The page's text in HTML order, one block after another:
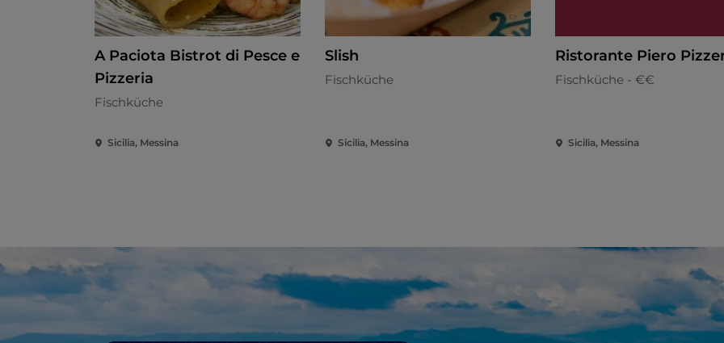
A Paciota Bistrot di Pesce e
Pizzeria
Fischküche
Sicilia, Messina
Slish
Fischküche
Sicilia, Messina
Ristorante Piero
Fischküche - €€
Sicilia, Messina